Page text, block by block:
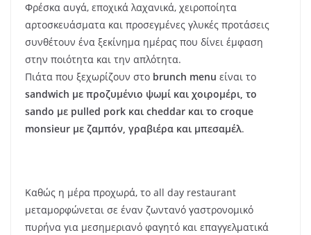
Φρέσκα αυγά, εποχικά λαχανικά, χειροποίητα
αρτοσκευάσματα και προσεγμένες γλυκές προτάσεις
συνθέτουν ένα ξεκίνημα ημέρας που δίνει έμφαση
στην ποιότητα και την απλότητα.
Πιάτα που ξεχωρίζουν στο brunch menu είναι το
sandwich με προζυμένιο ψωμί και χοιρομέρι, το
sando με pulled pork και cheddar και το croque
monsieur με ζαμπόν, γραβιέρα και μπεσαμέλ.
Καθώς η μέρα προχωρά, το all day restaurant
μεταμορφώνεται σε έναν ζωντανό γαστρονομικό
πυρήνα για μεσημεριανό φαγητό και επαγγελματικά